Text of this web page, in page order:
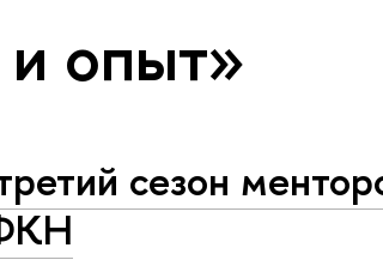
опыт»
сезон